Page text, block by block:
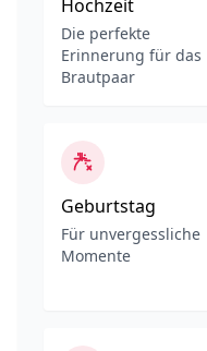
Hochzeit
Die perfekte
Erinnerung für das
Brautpaar
Geburtstag
Für unvergessliche
Momente